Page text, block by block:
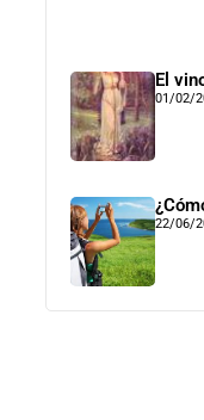
El
01/02/
22/06/